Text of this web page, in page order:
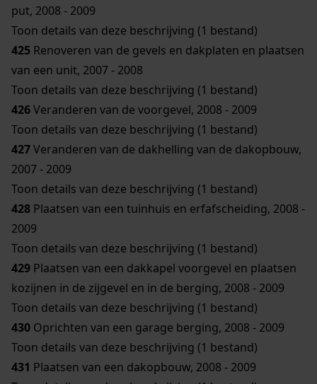
put, 2008 - 2009
Toon details van deze beschrijving (1 bestand)
425 Renoveren van de gevels en dakplaten en plaatsen
van een unit, 2007 - 2008
Toon details van deze beschrijving (1 bestand)
426Veranderen van de voorgevel, 2008 - 2009
Toon details van deze beschrijving (1 bestand)
427Veranderen van de dakhelling van de dakopbouw,
2007 - 2009
Toon details van deze beschrijving (1 bestand)
428 Plaatsen van een tuinhuis en erfafscheiding, 2008 -
2009
Toon details van deze beschrijving (1 bestand)
429 Plaatsen van een dakkapel voorgevel en plaatsen
kozijnen in de zijgevel en in de berging, 2008 - 2009
Toon details van deze beschrijving (1 bestand)
430 Oprichten van een garage berging, 2008 - 2009
Toon details van deze beschrijving (1 bestand)
431 Plaatsen van een dakopbouw, 2008 - 2009